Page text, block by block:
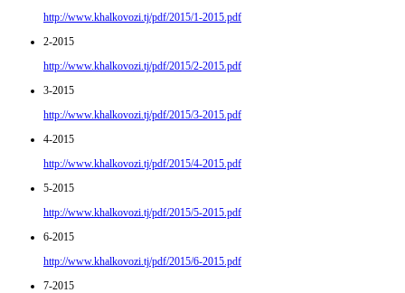
http://www.khalkovozi.tj/pdf/2015/1-2015.pdf
2-2015
http://www.khalkovozi.tj/pdf/2015/2-2015.pdf
3-2015
http://www.khalkovozi.tj/pdf/2015/3-2015.pdf
4-2015
http://www.khalkovozi.tj/pdf/2015/4-2015.pdf
5-2015
http://www.khalkovozi.tj/pdf/2015/5-2015.pdf
6-2015
http://www.khalkovozi.tj/pdf/2015/6-2015.pdf
7-2015